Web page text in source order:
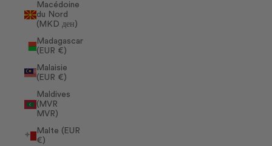
Macédoine
du Nord
(MKD ден)
Madagascar
(EUR €)
Malaisie
(EUR €)
Maldives
(MVR
MVR)
Malte (EUR
€)